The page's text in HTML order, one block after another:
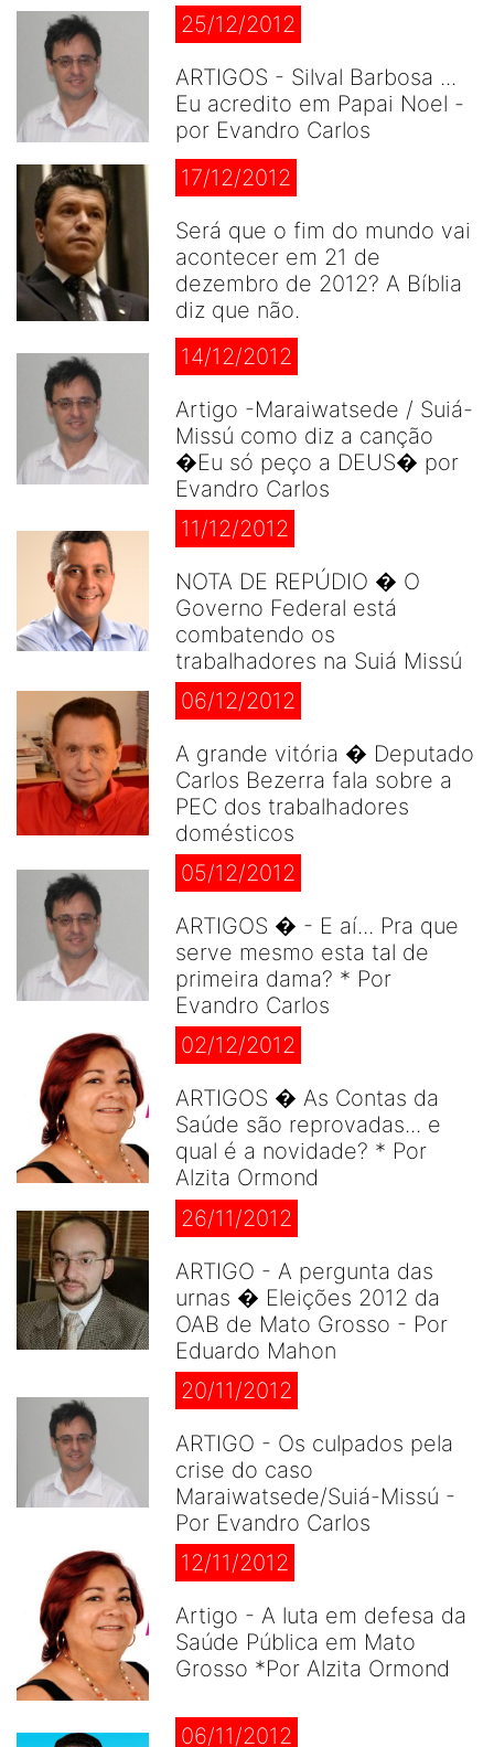
25/12/2012
ARTIGOS - Silval Barbosa ...
Eu acredito em Papai Noel -
por Evandro Carlos
17/12/2012
Será que o fim do mundo vai
acontecer em 21 de
dezembro de 2012? A Bíblia
diz que não.
14/12/2012
Artigo -Maraiwatsede / Suiá-
Missú como diz a canção
�Eu só peço a DEUS� por
Evandro Carlos
11/12/2012
NOTA DE REPÚDIO � O
Governo Federal está
combatendo os
trabalhadores na Suiá Missú
06/12/2012
A grande vitória � Deputado
Carlos Bezerra fala sobre a
PEC dos trabalhadores
domésticos
05/12/2012
ARTIGOS � - E aí... Pra que
serve mesmo esta tal de
primeira dama? * Por
Evandro Carlos
02/12/2012
ARTIGOS � As Contas da
Saúde são reprovadas... e
qual é a novidade? * Por
Alzita Ormond
26/11/2012
ARTIGO - A pergunta das
urnas � Eleições 2012 da
OAB de Mato Grosso - Por
Eduardo Mahon
20/11/2012
ARTIGO - Os culpados pela
crise do caso
Maraiwatsede/Suiá-Missú -
Por Evandro Carlos
12/11/2012
Artigo - A luta em defesa da
Saúde Pública em Mato
Grosso *Por Alzita Ormond
06/11/2012